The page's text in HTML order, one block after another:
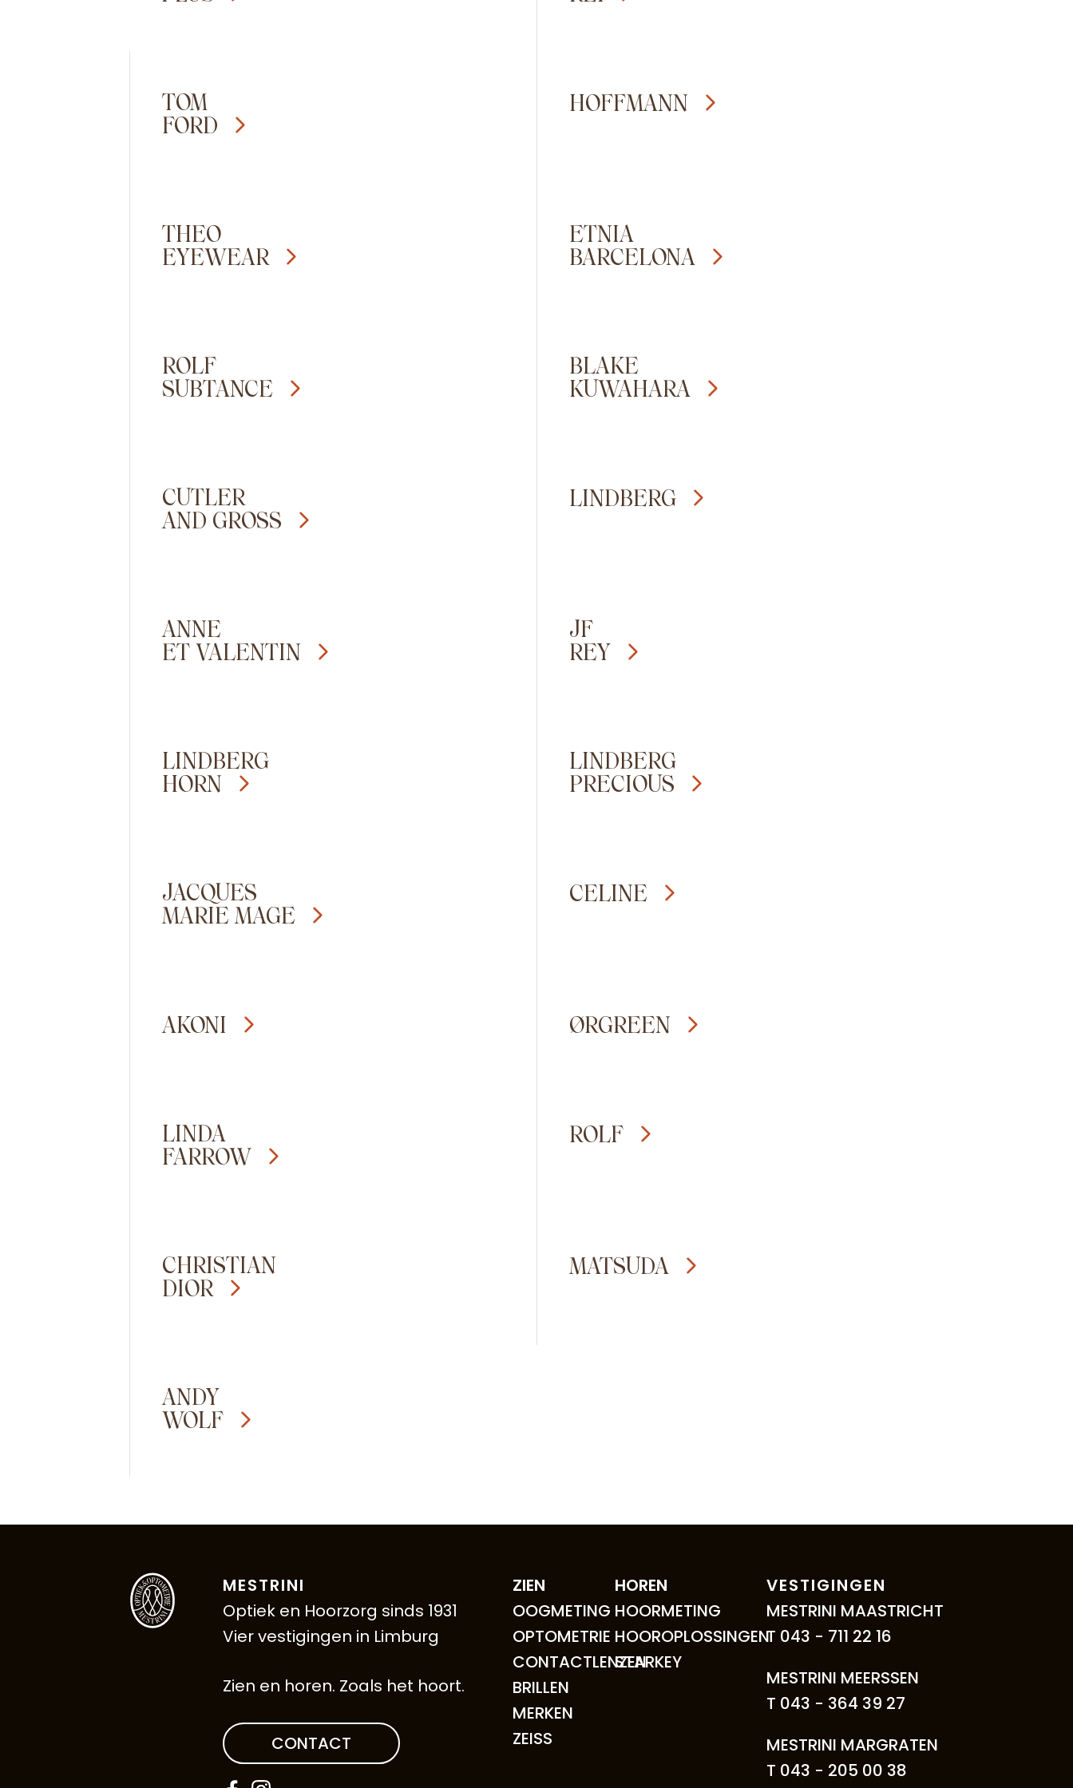
TOM
FORD
HOFFMANN
THEO
EYEWEAR
ETNIA
BARCELONA
ROLF
SUBTANCE
BLAKE
KUWAHARA
CUTLER
AND GROSS
LINDBERG
ANNE
ET VALENTIN
JF
REY
LINDBERG
HORN
LINDBERG
PRECIOUS
JACQUES
MARIE MAGE
CELINE
AKONI ØRGREEN
LINDA
FARROW
ROLF
CHRISTIAN
DIOR
MATSUDA
ANDY
WOLF
MESTRINI
Optiek en Hoorzorg sinds 1931
Vier vestigingen in Limburg
Zien en horen. Zoals het hoort.
CONTACT
ZIEN
OOGMETING
OPTOMETRIE
CONTACTLENZEN
BRILLEN
MERKEN
ZEISS
HOREN
HOORMETING
HOOROPLOSSINGEN
STARKEY
VESTIGINGEN
MESTRINI MAASTRICHT
T 043 - 711 22 16
MESTRINI MEERSSEN
T 043 - 364 39 27
MESTRINI MARGRATEN
T 043 - 205 00 38